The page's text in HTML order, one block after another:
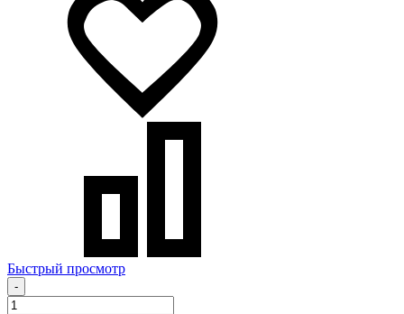
Быстрый просмотр
-